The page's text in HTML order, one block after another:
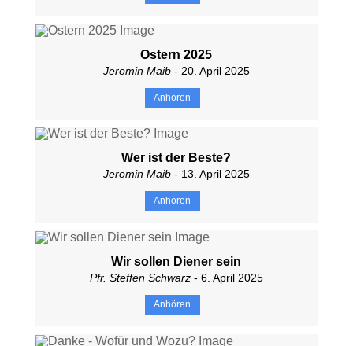
Ostern 2025
Jeromin Maib- 20. April 2025
Anhören
Wer ist der Beste?
Jeromin Maib- 13. April 2025
Anhören
Wir sollen Diener sein
Pfr. Steffen Schwarz- 6. April 2025
Anhören